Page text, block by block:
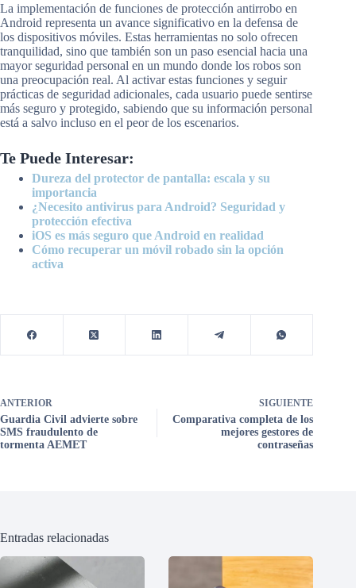
La implementación de funciones de protección antirrobo en
Android representa un avance significativo en la defensa de
los dispositivos móviles. Estas herramientas no solo ofrecen
tranquilidad, sino que también son un paso esencial hacia una
mayor seguridad personal en un mundo donde los robos son
una preocupación real. Al activar estas funciones y seguir
prácticas de seguridad adicionales, cada usuario puede sentirse
más seguro y protegido, sabiendo que su información personal
está a salvo incluso en el peor de los escenarios.
Te Puede Interesar:
Dureza del protector de pantalla: escala y su
importancia
¿Necesito antivirus para Android? Seguridad y
protección efectiva
iOS es más seguro que Android en realidad
Cómo recuperar un móvil robado sin la opción
activa
ANTERIOR
Guardia Civil advierte sobre
SMS fraudulento de
tormenta AEMET
SIGUIENTE
Comparativa completa de los
mejores gestores de
contraseñas
Entradas relacionadas